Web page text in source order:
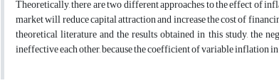
Theoretically, there are two different approaches to the effect of
market will reduce capital attraction and increase the cost of
theoretical literature and the results obtained in this study, the
ineffective each other, because the coefficient of variable inflation